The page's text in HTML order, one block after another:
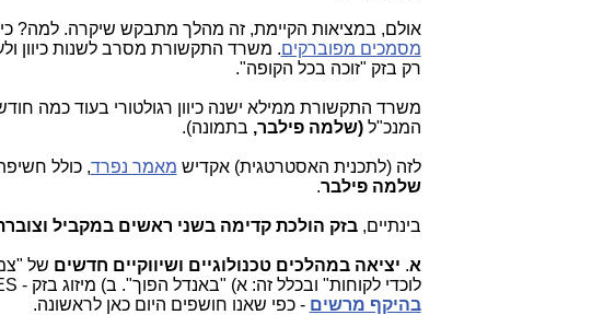
אולם, במציאות הקיימת, זה מהלך מתבקש שיקרה.
מסמכים מפוברקים. משרד התקשורת מסרב לשנות כיוון
רק בזק "זוכה בכל הקופה".
משרד התקשורת ממילא ישנה כיוון רגולטורי בעוד כמה
המנכ"ל(שלמה פילבר, בתמונה).
לזה (לתכנית האסטרטגית) אקדיש מאמר נפרד, כולל
שלמה פילבר.
בינתיים,בזק הולכת קדימה בשני ראשים במקביל
א. יציאה במהלכים טכנולוגיים ושיווקיים חדשים של
לוכדי לקוחות" ובכלל זה: א) "באנדל הפוך". ב) מיזוג בזק - YES. ג) שירות בית חכם - Bhome. ד)
בהיקף מרשים - כפי שאנו חושפים היום כאן לראשונה.